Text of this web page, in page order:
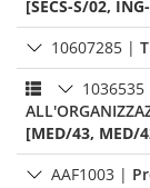
[SECS-S/02,
10607285 |
1036535
[MED/43, MED/
AAF1003 |